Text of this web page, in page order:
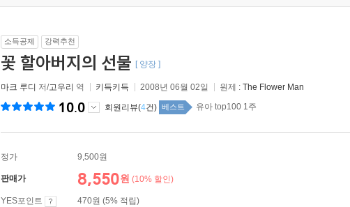
소득공제 강력추천
꽃 할아버지의 선물 [ 양장 ]
마크 루디 저/고우리 역 키득키득 2008년 06월 02일 원제 : The Flower Man
10.0 회원리뷰(4건) 베스트 유아 top100 1주
정가 9,500원
판매가 8,550원 (10% 할인)
YES포인트
470원 (5% 적립)